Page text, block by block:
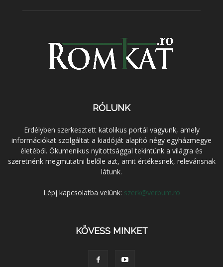
RÓLUNK
Erdélyben szerkesztett katolikus portál vagyunk, amely
információkat szolgáltat a kiadóját alapító négy egyházmegye
életéből. Ökumenikus nyitottsággal tekintünk a világra és
szeretnénk megmutatni belőle azt, amit értékesnek, relevánsnak
látunk.
Lépj kapcsolatba velünk: szerk@verbum.ro
KÖVESS MINKET